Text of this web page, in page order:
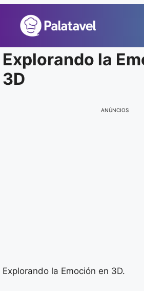
conteúdo
Explorando la
3D
ANÚNCIOS
Explorando la Emoción en 3D.